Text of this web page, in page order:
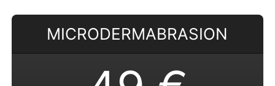
MICRODERMABRASION